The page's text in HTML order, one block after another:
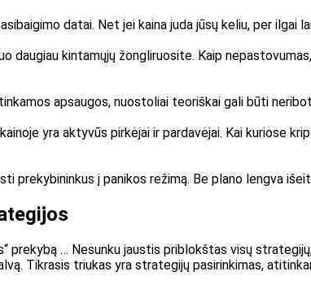
datai. Net jei kaina juda jūsų keliu, per ilgai
daugiau kintamųjų žongliruosite. Kaip
apsaugos, nuostoliai teoriškai gali būti
yra aktyvūs pirkėjai ir pardavėjai. Kai kuriose
prekybininkus į panikos režimą. Be plano lengva
prekybą … Nesunku jaustis priblokštas visų
Tikrasis triukas yra strategijų pasirinkimas,